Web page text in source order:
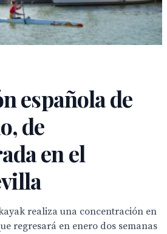
española de
de
en el
realiza una concentración en
regresará en enero dos semanas